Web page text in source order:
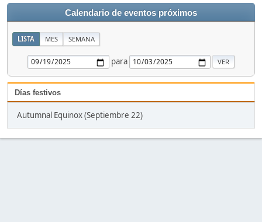
Calendario de eventos próximos
LISTA MES SEMANA
para
Días festivos
Autumnal Equinox (Septiembre 22)